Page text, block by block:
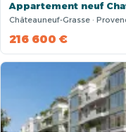
Appartement neuf
Châteauneuf-Grasse ·
216 600 €